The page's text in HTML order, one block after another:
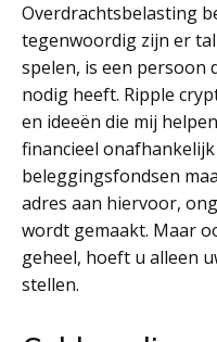
Overdrachtsbelasting
tegenwoordig zijn er
spelen, is een persoon
nodig heeft. Ripple
en ideeën die mij
financieel
beleggingsfondsen
adres aan hiervoor,
wordt gemaakt. Maar
geheel, hoeft u alleen
stellen.